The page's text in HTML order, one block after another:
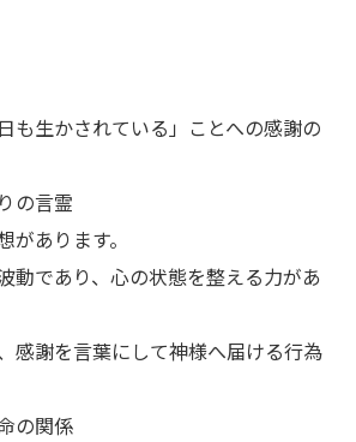
も生かされている」ことへの感謝の
の言霊
があります。
動であり、心の状態を整える力があ
感謝を言葉にして神様へ届ける行為
の関係